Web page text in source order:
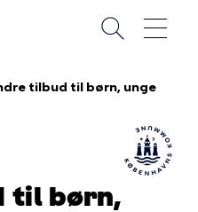
tilbud til børn, unge
til børn,